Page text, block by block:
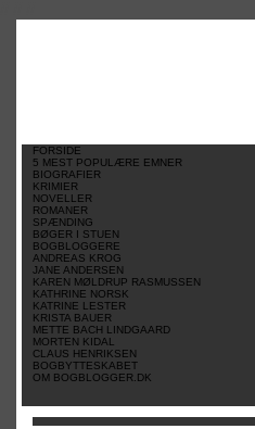
FORSIDE
5 MEST POPULÆRE EMNER
BIOGRAFIER
KRIMIER
NOVELLER
ROMANER
SPÆNDING
BØGER I STUEN
BOGBLOGGERE
ANDREAS KROG
JANE ANDERSEN
KAREN MØLDRUP RASMUSSEN
KATHRINE NORSK
KATRINE LESTER
KRISTA BAUER
METTE BACH LINDGAARD
MORTEN KIDAL
CLAUS HENRIKSEN
BOGBYTTESKABET
OM BOGBLOGGER.DK